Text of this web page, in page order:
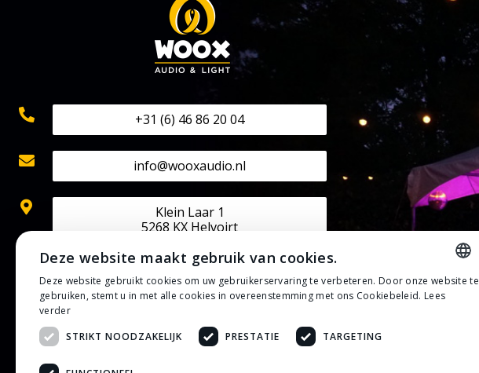
+31 (6) 46 86 20 04
info@wooxaudio.nl
Klein Laar 1
5268 KX Helvoirt
KVK: 70524602
BTW: NL002202313B42
IBAN: NL50 RABO 0133 0807 30
Privacybeleid
Algemene voorwaarden
Deze website maakt gebruik van cookies.
Deze website gebruikt cookies om uw gebruikerservaring te verbeteren. Door onze website te
gebruiken, stemt u in met alle cookies in overeenstemming met ons Cookiebeleid. Lees
verder
STRIKT NOODZAKELIJK
PRESTATIE TARGETING